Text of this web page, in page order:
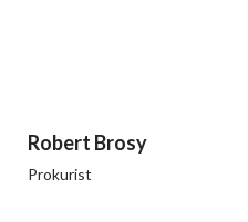
Robert Brosy
Prokurist